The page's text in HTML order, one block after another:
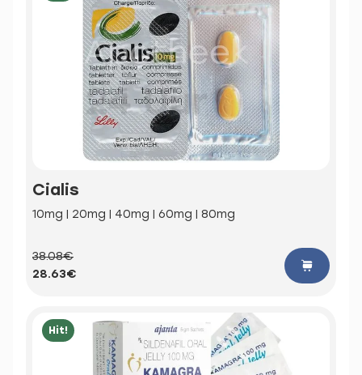
Cialis
10mg | 20mg | 40mg | 60mg | 80mg
38.08€
28.63€
Hit!